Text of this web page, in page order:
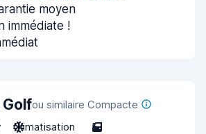
moyen
immédiate !
ou similaire Compacte
Climatisation 5